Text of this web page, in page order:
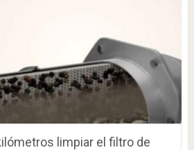
limpiar el filtro de